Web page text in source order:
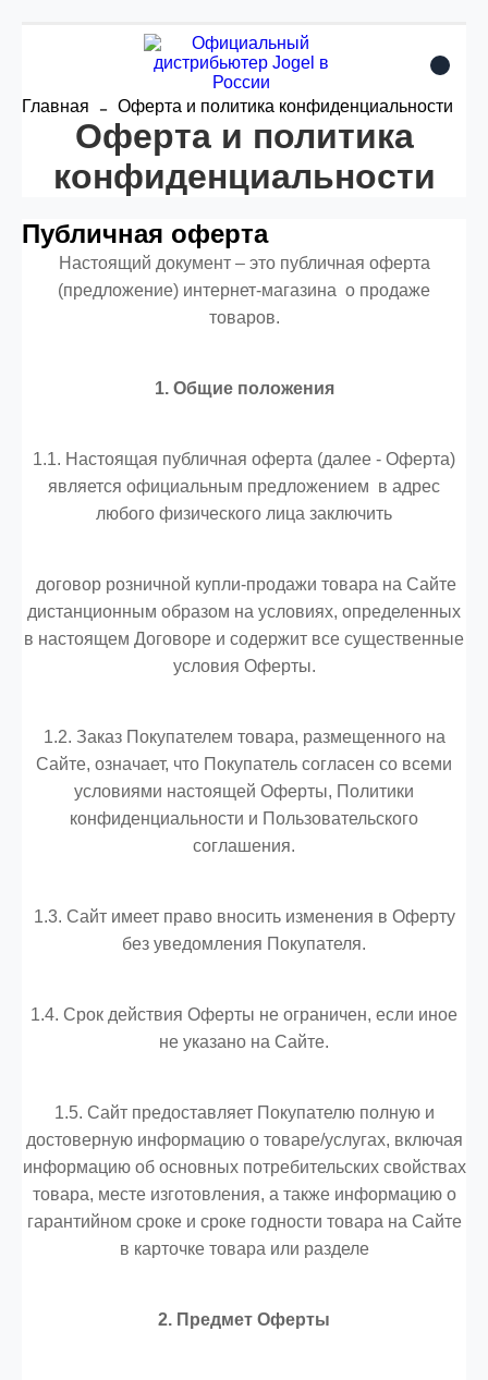
Главная Оферта и политика конфиденциальности
Оферта и политика
конфиденциальности
Публичная оферта
Настоящий документ – это публичная оферта
(предложение) интернет-магазина о продаже
товаров.
1. Общие положения
1.1. Настоящая публичная оферта (далее - Оферта)
является официальным предложением в адрес
любого физического лица заключить
договор розничной купли-продажи товара на Сайте
дистанционным образом на условиях, определенных
в настоящем Договоре и содержит все существенные
условия Оферты.
1.2. Заказ Покупателем товара, размещенного на
Сайте, означает, что Покупатель согласен со всеми
условиями настоящей Оферты, Политики
конфиденциальности и Пользовательского
соглашения.
1.3. Сайт имеет право вносить изменения в Оферту
без уведомления Покупателя.
1.4. Срок действия Оферты не ограничен, если иное
не указано на Сайте.
1.5. Сайт предоставляет Покупателю полную и
достоверную информацию о товаре/услугах, включая
информацию об основных потребительских свойствах
товара, месте изготовления, а также информацию о
гарантийном сроке и сроке годности товара на Сайте
в карточке товара или разделе
2. Предмет Оферты